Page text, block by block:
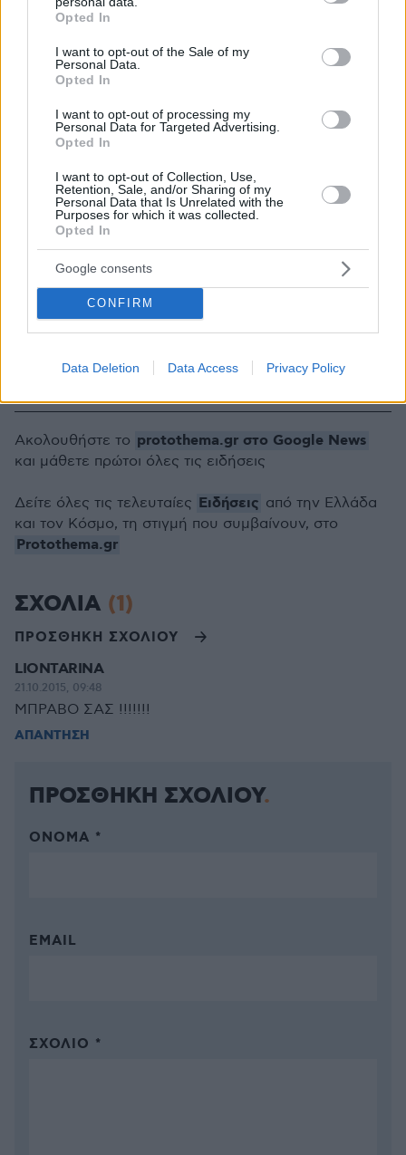
grant or deny consent to Google and its third-party tags to
use your data for below specified purposes in below Google
consent section.
Opted In
I want to opt-out of the Sale of my
Personal Data.
Opted In
I want to opt-out of processing my
Personal Data for Targeted Advertising.
Opted In
I want to opt-out of Collection, Use,
Retention, Sale, and/or Sharing of my
Personal Data that Is Unrelated with the
Purposes for which it was collected.
Opted In
Google consents
CONFIRM
Data Deletion Data Access Privacy Policy
Σημαντική ήταν και οι συνεισφορά των
Ελλήνων και ξένων καλλιτεχνών, που
Δημήτρης Ζαχαράκης έχει αναλάβει καιτην
ιστοσελίδα του project, ώστε το υλικό να
παραμείνει και αφού ολοκληρωθεί η δράση.
Μην χάσετε την ευκαιρία να ξεναγηθείτε με
τον πιο ευχάριστο τρόπο σε μία γειτονιά της
Αθήνας, που δεν γνωρίζετε. Γιατί, όπως πολύ
εύστοχα σημειώνει ο Γιώργος, «ο κάθε
μπορεί να αλλάξει.
Ακολουθήστε το protothema.gr στο Google News
και μάθετε πρώτοι όλες τις ειδήσεις
Δείτε όλες τις τελευταίες Ειδήσεις από την Ελλάδα
και τον Κόσμο, τη στιγμή που συμβαίνουν, στο
Protothema.gr
ΣΧΟΛΙΑ (1)
ΠΡΟΣΘΗΚΗ ΣΧΟΛΙΟΥ
LIONTARINA
21.10.2015, 09:48
ΜΠΡΑΒΟ ΣΑΣ !!!!!!!
ΑΠΑΝΤΗΣΗ
ΠΡΟΣΘΗΚΗ ΣΧΟΛΙΟΥ
ΌΝΟΜΑ *
EMAIL
ΣΧΌΛΙΟ *